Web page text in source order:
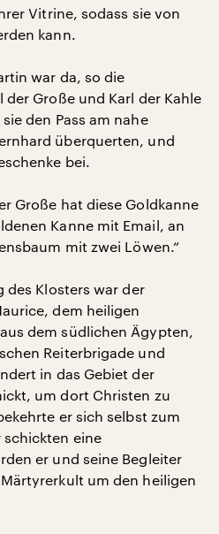
Vitrine, sodass sie von
kann.
war da, so die
Große und Karl der Kahle
den Pass am nahe
überquerten, und
bei.
Große hat diese Goldkanne
Kanne mit Email, an
mit zwei Löwen.“
des Klosters war der
dem heiligen
dem südlichen Ägypten,
Reiterbrigade und
in das Gebiet der
um dort Christen zu
er sich selbst zum
schickten eine
er und seine Begleiter
um den heiligen